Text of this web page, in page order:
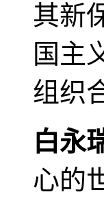
其新
国主
组织
白永
心的